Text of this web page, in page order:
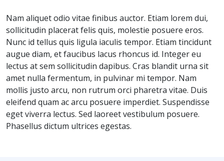
Nam aliquet odio vitae finibus auctor. Etiam lorem dui,
sollicitudin placerat felis quis, molestie posuere eros.
Nunc id tellus quis ligula iaculis tempor. Etiam tincidunt
augue diam, et faucibus lacus rhoncus id. Integer eu
lectus at sem sollicitudin dapibus. Cras blandit urna sit
amet nulla fermentum, in pulvinar mi tempor. Nam
mollis justo arcu, non rutrum orci pharetra vitae. Duis
eleifend quam ac arcu posuere imperdiet. Suspendisse
eget viverra lectus. Sed laoreet vestibulum posuere.
Phasellus dictum ultrices egestas.